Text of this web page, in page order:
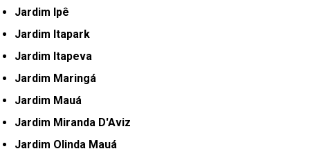
Jardim Ipê
Jardim Itapark
Jardim Itapeva
Jardim Maringá
Jardim Mauá
Jardim Miranda D'Aviz
Jardim Olinda Mauá